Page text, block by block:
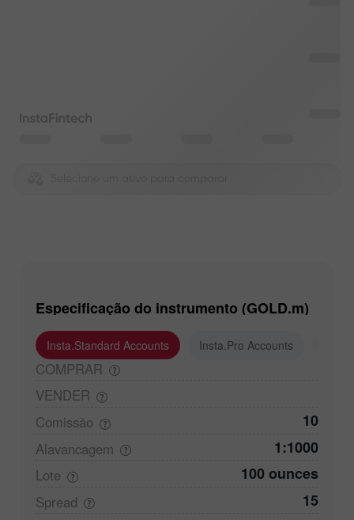
Especificação do instrumento (GOLD.m)
Insta.Standard Accounts Insta.Pro Accounts
COMPRAR
VENDER
Comissão
10
Alavancagem 1:1000
Lote 100 ounces
Spread 15